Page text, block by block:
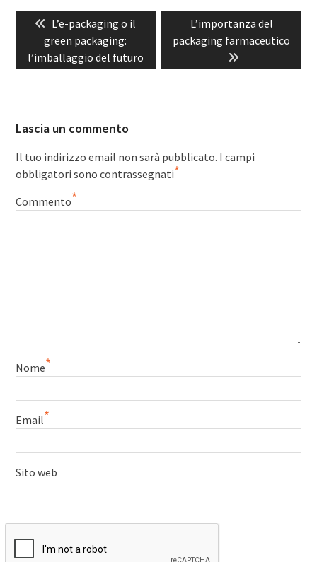
Navigazione
articoliPrevious
post:
L’e-packaging o il
green packaging:
l’imballaggio del futuro
Next
post:
L’importanza del
packaging farmaceutico
Lascia un commento
Il tuo indirizzo email non sarà pubblicato. I campi
obbligatori sono contrassegnati*
Commento*
Nome*
Email*
Sito web